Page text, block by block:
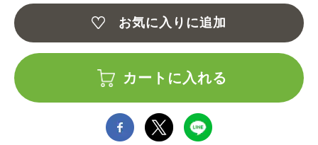
お気に入りに追加
カートに入れる